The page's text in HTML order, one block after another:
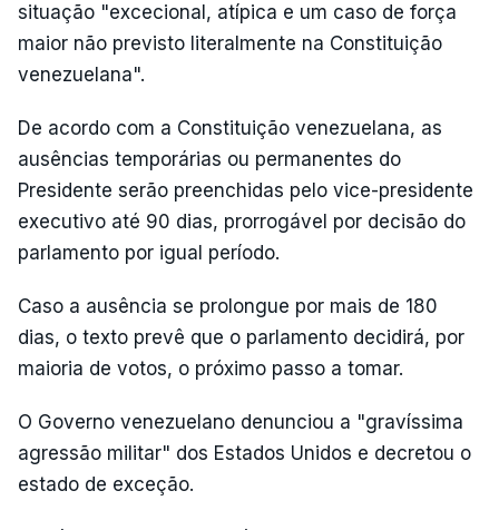
situação "excecional, atípica e um caso de força
maior não previsto literalmente na Constituição
venezuelana".
De acordo com a Constituição venezuelana, as
ausências temporárias ou permanentes do
Presidente serão preenchidas pelo vice-presidente
executivo até 90 dias, prorrogável por decisão do
parlamento por igual período.
Caso a ausência se prolongue por mais de 180
dias, o texto prevê que o parlamento decidirá, por
maioria de votos, o próximo passo a tomar.
O Governo venezuelano denunciou a "gravíssima
agressão militar" dos Estados Unidos e decretou o
estado de exceção.